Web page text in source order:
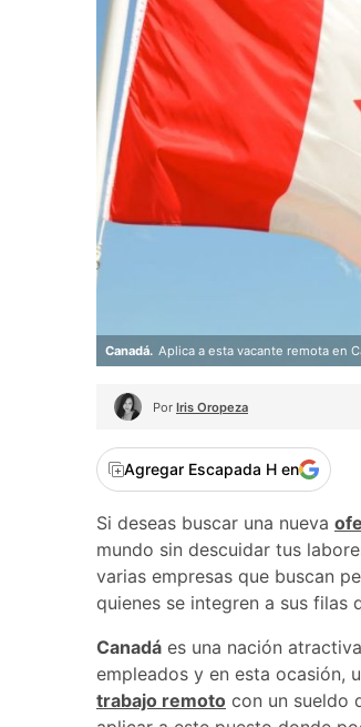
Canadá. Aplica a esta vacante remota en
Por Iris Oropeza
Agregar Escapada H en
Si deseas buscar una nueva
mundo sin descuidar tus
varias empresas que buscan
quienes se integren a sus filas
Canadá es una nación
empleados y en esta ocasión,
trabajo remoto con un sueldo